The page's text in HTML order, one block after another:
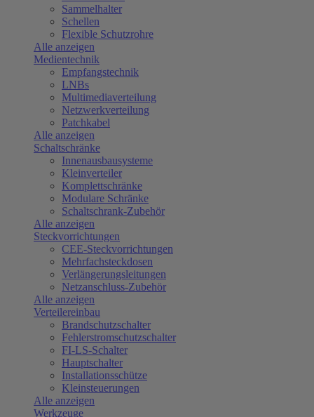
Sammelhalter
Schellen
Flexible Schutzrohre
Alle anzeigen
Medientechnik
Empfangstechnik
LNBs
Multimediaverteilung
Netzwerkverteilung
Patchkabel
Alle anzeigen
Schaltschränke
Innenausbausysteme
Kleinverteiler
Komplettschränke
Modulare Schränke
Schaltschrank-Zubehör
Alle anzeigen
Steckvorrichtungen
CEE-Steckvorrichtungen
Mehrfachsteckdosen
Verlängerungsleitungen
Netzanschluss-Zubehör
Alle anzeigen
Verteilereinbau
Brandschutzschalter
Fehlerstromschutzschalter
FI-LS-Schalter
Hauptschalter
Installationsschütze
Kleinsteuerungen
Alle anzeigen
Werkzeuge